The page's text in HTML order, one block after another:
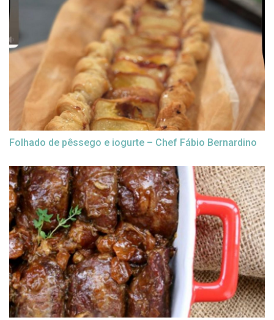
Folhado de pêssego e iogurte – Chef Fábio Bernardino